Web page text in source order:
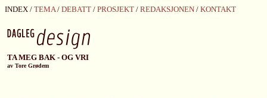
INDEX / TEMA/ DEBATT / PROSJEKT / REDAKSJONEN / KONTAKT
TA MEG BAK - OG VRI
av Tore Grødem